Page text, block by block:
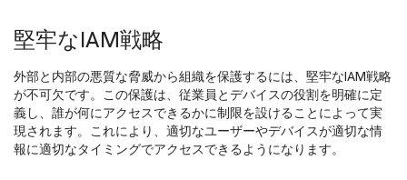
堅牢なIAM戦略
外部と内部の悪質な脅威から組織を保護するには、堅牢なIAM戦略
が不可欠です。この保護は、従業員とデバイスの役割を明確に定
義し、誰が何にアクセスできるかに制限を設けることによって実
現されます。これにより、適切なユーザーやデバイスが適切な情
報に適切なタイミングでアクセスできるようになります。